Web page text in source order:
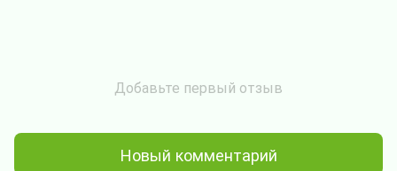
Добавьте первый отзыв
Новый комментарий